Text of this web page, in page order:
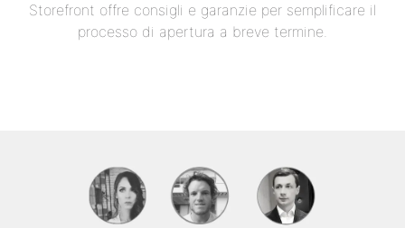
Storefront offre consigli e garanzie per semplificare il
processo di apertura a breve termine.